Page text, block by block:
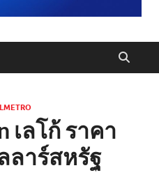
เลโก้ ราคา
ลาร์สหรัฐ